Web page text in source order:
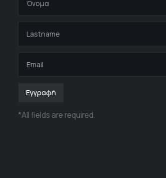
Εγγραφή
*All fields are required.